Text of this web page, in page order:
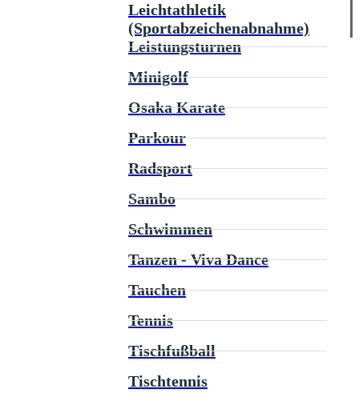
Leichtathletik
(Sportabzeichenabnahme)
Leistungsturnen
Minigolf
Osaka Karate
Parkour
Radsport
Sambo
Schwimmen
Tanzen - Viva Dance
Tauchen
Tennis
Tischfußball
Tischtennis